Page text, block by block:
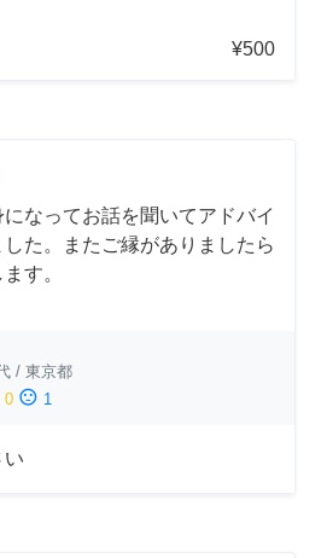
¥500
なってお話を聞いてアドバイ
た。またご縁がありましたら
す。
/ 東京都
0 sentiment_dissatisfied 1
い